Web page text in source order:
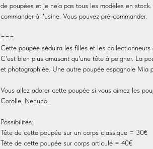
de poupées et je ne’a pas tous les modèles en
commander à l'usine. Vous pouvez pré-commander.
===
Cette poupée séduira les filles et les
C'est bien plus amusant qu'une tête à peigner. La
et photographiée. Une autre poupée espagnole Mia
Vous allez adorer cette poupée si vous aimez les
Corolle, Nenuco.
Possibilités:
Tête de cette poupée sur un corps classique = 30€
Tête de cette poupée sur corps articulé = 40€